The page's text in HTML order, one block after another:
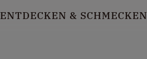
ENTDECKEN & SCHMECKEN